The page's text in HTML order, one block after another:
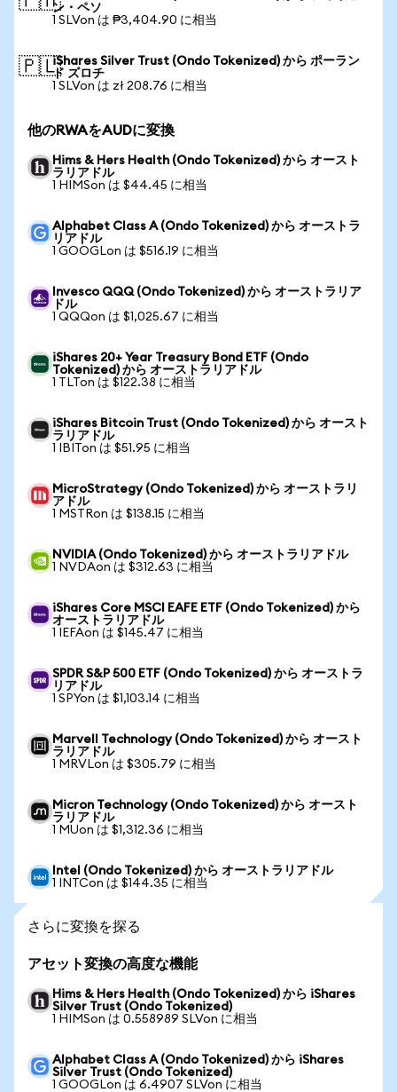
ン・ペソ
1 SLVon は ₱3,404.90 に相当
🇵🇱iShares Silver Trust (Ondo Tokenized) から ポーラン
ド ズロチ
1 SLVon は zł 208.76 に相当
他のRWAをAUDに変換
Hims & Hers Health (Ondo Tokenized) から オースト
ラリアドル
1 HIMSon は $44.45 に相当
Alphabet Class A (Ondo Tokenized) から オーストラ
リアドル
1 GOOGLon は $516.19 に相当
Invesco QQQ (Ondo Tokenized) から オーストラリア
ドル
1 QQQon は $1,025.67 に相当
iShares 20+ Year Treasury Bond ETF (Ondo
Tokenized) から オーストラリアドル
1 TLTon は $122.38 に相当
iShares Bitcoin Trust (Ondo Tokenized) から オースト
ラリアドル
1 IBITon は $51.95 に相当
MicroStrategy (Ondo Tokenized) から オーストラリ
アドル
1 MSTRon は $138.15 に相当
NVIDIA (Ondo Tokenized) から オーストラリアドル
1 NVDAon は $312.63 に相当
iShares Core MSCI EAFE ETF (Ondo Tokenized) から
オーストラリアドル
1 IEFAon は $145.47 に相当
SPDR S&P 500 ETF (Ondo Tokenized) から オーストラ
リアドル
1 SPYon は $1,103.14 に相当
Marvell Technology (Ondo Tokenized) から オースト
ラリアドル
1 MRVLon は $305.79 に相当
Micron Technology (Ondo Tokenized) から オースト
ラリアドル
1 MUon は $1,312.36 に相当
Intel (Ondo Tokenized) から オーストラリアドル
1 INTCon は $144.35 に相当
さらに変換を探る
アセット変換の高度な機能
Hims & Hers Health (Ondo Tokenized) から iShares
Silver Trust (Ondo Tokenized)
1 HIMSon は 0.558989 SLVon に相当
Alphabet Class A (Ondo Tokenized) から iShares
Silver Trust (Ondo Tokenized)
1 GOOGLon は 6.4907 SLVon に相当